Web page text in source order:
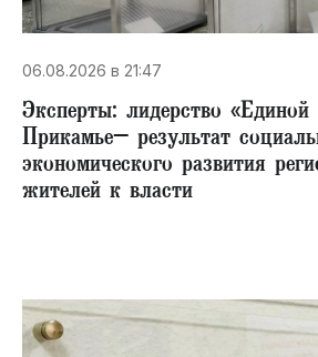
06.08.2026 в 21:47
Эксперты: лидерство
Прикамье– результат
экономического развития
жителей к власти